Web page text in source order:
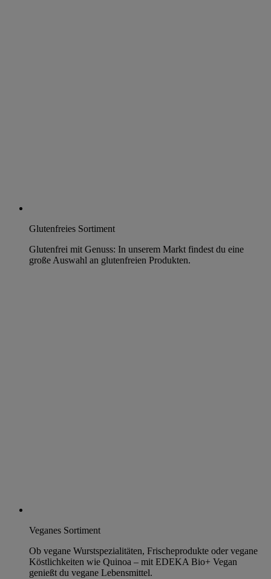
Glutenfreies Sortiment
Glutenfrei mit Genuss: In unserem Markt findest du eine
große Auswahl an glutenfreien Produkten.
Veganes Sortiment
Ob vegane Wurstspezialitäten, Frischeprodukte oder vegane
Köstlichkeiten wie Quinoa – mit EDEKA Bio+ Vegan
genießt du vegane Lebensmittel.